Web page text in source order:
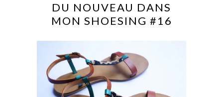
DU NOUVEAU DANS
MON SHOESING #16